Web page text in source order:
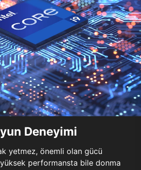
Deneyimi
yetmez, önemli olan gücü
performansta bile donma